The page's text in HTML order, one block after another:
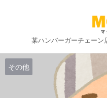
某ハンバーガーチェーン
その他